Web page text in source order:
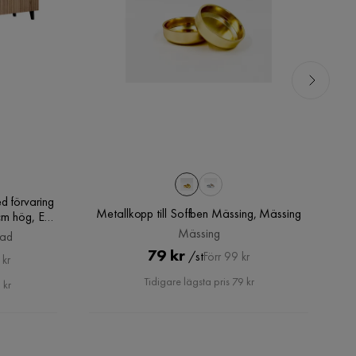
förvaring
hög, Ek
Metallkopp till Soffben Mässing, Mässing
Mässing
Pris
79 kr /stOriginal
Pris
Förr 99 kr
Tidigare lägsta pris 79 kr